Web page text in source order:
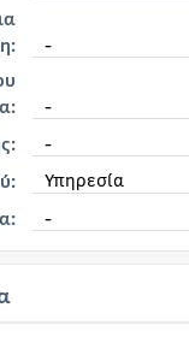
-
-
-
Υπηρεσία
-